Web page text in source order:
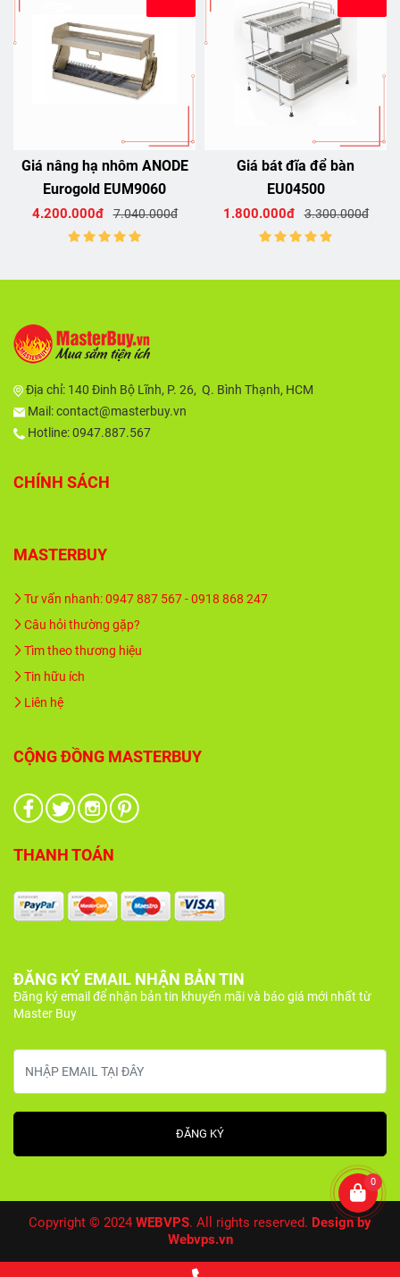
Giá nâng hạ nhôm ANODE
Eurogold EUM9060
4.200.000đ 7.040.000đ
Giá bát đĩa để bàn
EU04500
1.800.000đ 3.300.000đ
Địa chỉ: 140 Đinh Bộ Lĩnh, P. 26, Q. Bình Thạnh, HCM
Mail:contact@masterbuy.vn
Hotline: 0947.887.567
CHÍNH SÁCH
MASTERBUY
Tư vấn nhanh: 0947 887 567 - 0918 868 247
Câu hỏi thường gặp?
Tìm theo thương hiệu
Tin hữu ích
Liên hệ
CỘNG ĐỒNG MASTERBUY
THANH TOÁN
ĐĂNG KÝ EMAIL NHẬN BẢN TIN
Đăng ký email để nhận bản tin khuyến mãi và báo giá mới nhất từ
Master Buy
Copyright © 2024 WEBVPS. All rights reserved. Design by
Webvps.vn
0